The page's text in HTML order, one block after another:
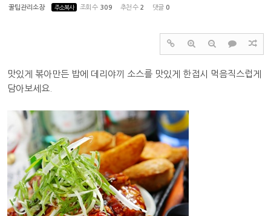
꿀팁관리소장 주소복사 조회 수 309 추천 수 2 댓글 0
맛있게 볶아만든 밥에 데리야끼 소스를 맛있게 한접시 먹음직스럽게
담아보세요.
Sketchbook5, 스케치북5